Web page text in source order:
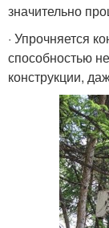
значительно
· Упрочняется
способностью
конструкции,